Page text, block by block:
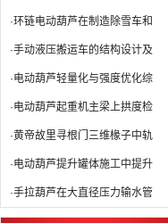
·环链电动葫芦在制造除雪车和
·手动液压搬运车的结构设计及
·电动葫芦轻量化与强度优化综
·电动葫芦起重机主梁上拱度检
·黄帝故里寻根门三维椽子中轨
·电动葫芦提升罐体施工中提升
·手拉葫芦在大直径压力输水管